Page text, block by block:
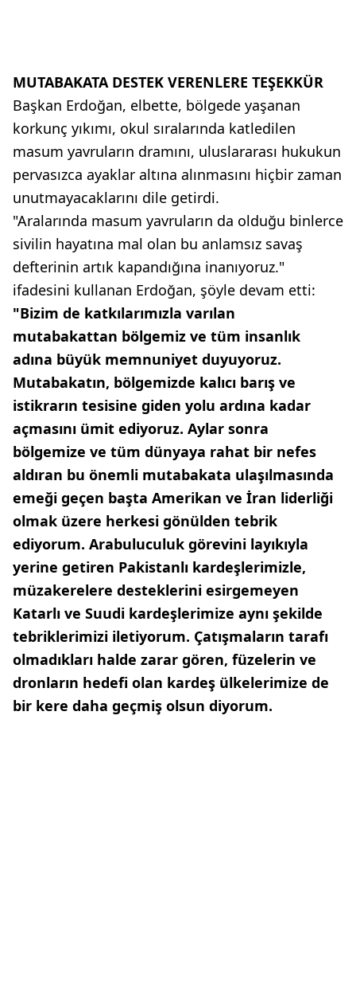
MUTABAKATA DESTEK VERENLERE TEŞEKKÜR
Başkan Erdoğan, elbette, bölgede yaşanan
korkunç yıkımı, okul sıralarında katledilen
masum yavruların dramını, uluslararası hukukun
pervasızca ayaklar altına alınmasını hiçbir zaman
unutmayacaklarını dile getirdi.
"Aralarında masum yavruların da olduğu binlerce
sivilin hayatına mal olan bu anlamsız savaş
defterinin artık kapandığına inanıyoruz."
ifadesini kullanan Erdoğan, şöyle devam etti:
"Bizim de katkılarımızla varılan
mutabakattan bölgemiz ve tüm insanlık
adına büyük memnuniyet duyuyoruz.
Mutabakatın, bölgemizde kalıcı barış ve
istikrarın tesisine giden yolu ardına kadar
açmasını ümit ediyoruz. Aylar sonra
bölgemize ve tüm dünyaya rahat bir nefes
aldıran bu önemli mutabakata ulaşılmasında
emeği geçen başta Amerikan ve İran liderliği
olmak üzere herkesi gönülden tebrik
ediyorum. Arabuluculuk görevini layıkıyla
yerine getiren Pakistanlı kardeşlerimizle,
müzakerelere desteklerini esirgemeyen
Katarlı ve Suudi kardeşlerimize aynı şekilde
tebriklerimizi iletiyorum. Çatışmaların tarafı
olmadıkları halde zarar gören, füzelerin ve
dronların hedefi olan kardeş ülkelerimize de
bir kere daha geçmiş olsun diyorum.